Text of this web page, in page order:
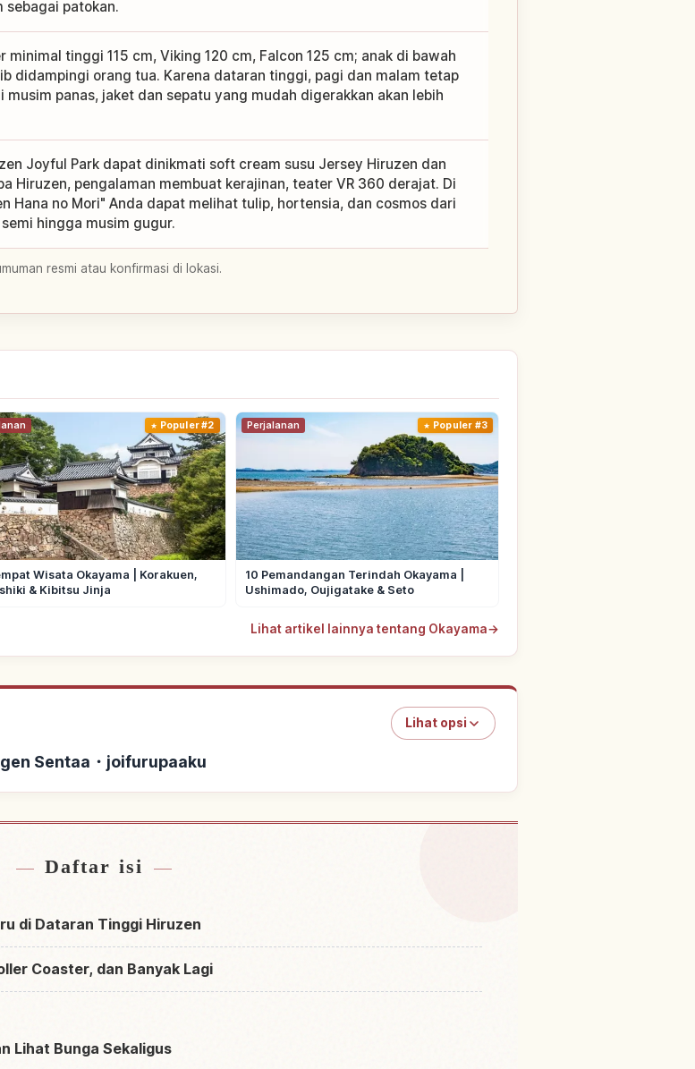
sebagai patokan.
minimal tinggi 115 cm, Viking 120 cm, Falcon 125 cm; anak di bawah
didampingi orang tua. Karena dataran tinggi, pagi dan malam tetap
musim panas, jaket dan sepatu yang mudah digerakkan akan lebih
Joyful Park dapat dinikmati soft cream susu Jersey Hiruzen dan
Hiruzen, pengalaman membuat kerajinan, teater VR 360 derajat. Di
Hana no Mori" Anda dapat melihat tulip, hortensia, dan cosmos dari
hingga musim gugur.
resmi atau konfirmasi di lokasi.
Populer #2
Wisata Okayama | Korakuen,
& Kibitsu Jinja
Perjalanan Populer #3
10 Pemandangan Terindah Okayama |
Ushimado, Oujigatake & Seto
Lihat artikel lainnya tentang Okayama→
Lihat opsi
Sentaa・joifurupaaku
Daftar isi
di Dataran Tinggi Hiruzen
Coaster, dan Banyak Lagi
Lihat Bunga Sekaligus